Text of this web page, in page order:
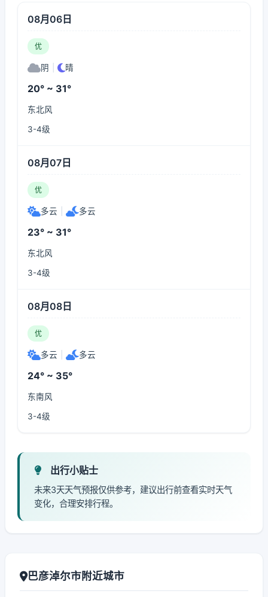
08月06日
优
阴 晴
20° ~ 31°
东北风
3-4级
08月07日
优
多云 多云
23° ~ 31°
东北风
3-4级
08月08日
优
多云 多云
24° ~ 35°
东南风
3-4级
出行小贴士
未来3天天气预报仅供参考，建议出行前查看实时天气
变化，合理安排行程。
巴彦淖尔市附近城市